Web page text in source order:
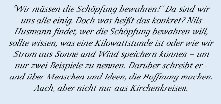
"Wir müssen die Schöpfung bewahren!“ Da sind wir
uns alle einig. Doch was heißt das konkret? Nils
Husmann findet, wer die Schöpfung bewahren will,
sollte wissen, was eine Kilowattstunde ist oder wie wir
Strom aus Sonne und Wind speichern können – um
nur zwei Beispiele zu nennen. Darüber schreibt er -
und über Menschen und Ideen, die Hoffnung machen.
Auch, aber nicht nur aus Kirchenkreisen.